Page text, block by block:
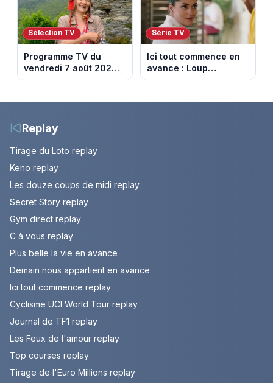
Sélection TV
Programme TV du
vendredi 7 août 2026 :
notre sélection pour
Série TV
Ici tout commence en
avance : Loup
découvre la trahison
10 août 2026 (spoiler)
Replay
Tirage du Loto replay
Keno replay
Les douze coups de midi replay
Secret Story replay
Gym direct replay
C à vous replay
Plus belle la vie en avance
Demain nous appartient en avance
Ici tout commence replay
Cyclisme UCI World Tour replay
Journal de TF1 replay
Les Feux de l'amour replay
Top courses replay
Tirage de l'Euro Millions replay